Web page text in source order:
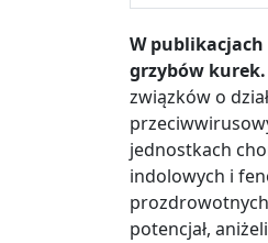
W
grzybów kurek.
związków o
jednostkach
indolowych i
potencjał,